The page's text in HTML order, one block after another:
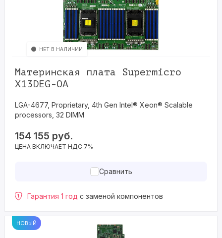
НЕТ В НАЛИЧИИ
Материнская плата Supermicro
X13DEG-OA
LGA-4677, Proprietary, 4th Gen Intel® Xeon® Scalable
processors, 32 DIMM
154 155 руб.
ЦЕНА ВКЛЮЧАЕТ НДС 7%
Сравнить
Гарантия 1 год с заменой компонентов
НОВЫЙ